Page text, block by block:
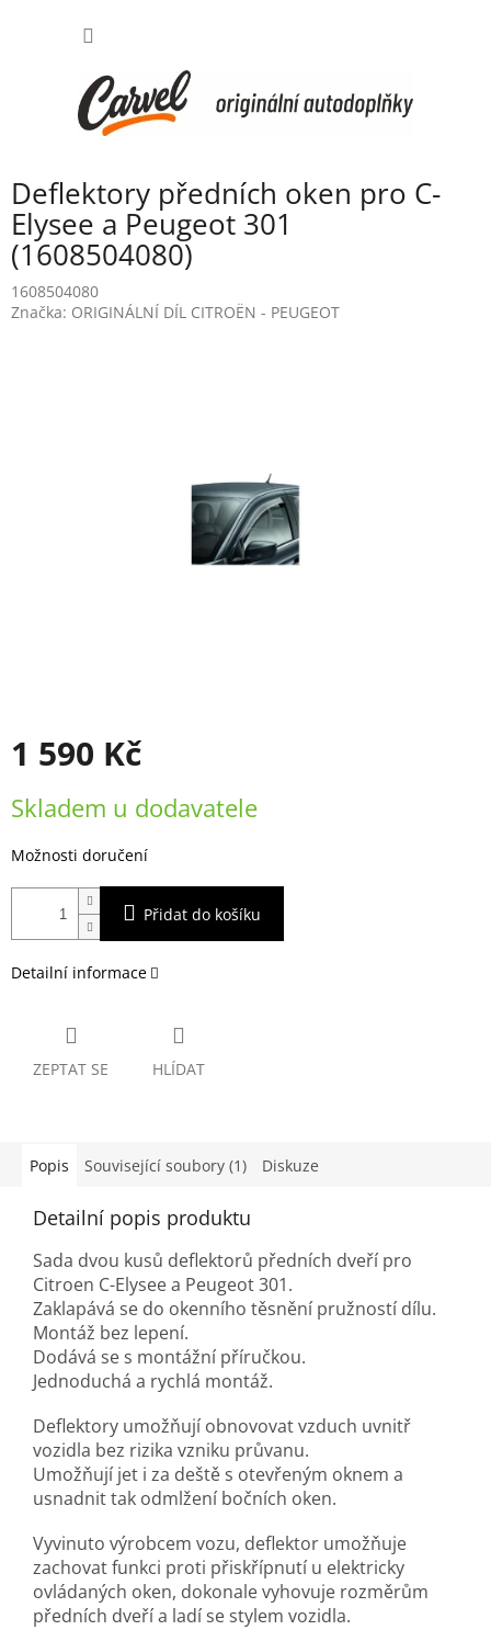
Deflektory předních oken pro C-
Elysee a Peugeot 301
(1608504080)
1608504080
Značka: ORIGINÁLNÍ DÍL CITROËN - PEUGEOT
1 590 Kč
cena:
Skladem u dodavatele
Možnosti doručení
Přidat do košíku
Detailní informace
ZEPTAT SE HLÍDAT
Popis Související soubory (1) Diskuze
Detailní popis produktu
Sada dvou kusů deflektorů předních dveří pro
Citroen C-Elysee a Peugeot 301.
Zaklapává se do okenního těsnění pružností dílu.
Montáž bez lepení.
Dodává se s montážní příručkou.
Jednoduchá a rychlá montáž.
Deflektory umožňují obnovovat vzduch uvnitř
vozidla bez rizika vzniku průvanu.
Umožňují jet i za deště s otevřeným oknem a
usnadnit tak odmlžení bočních oken.
Vyvinuto výrobcem vozu, deflektor umožňuje
zachovat funkci proti přiskřípnutí u elektricky
ovládaných oken, dokonale vyhovuje rozměrům
předních dveří a ladí se stylem vozidla.